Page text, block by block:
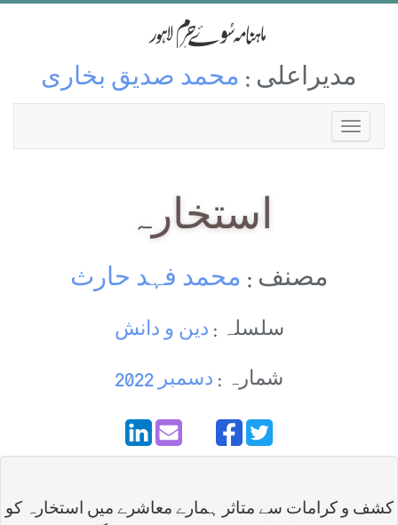
مدیراعلی : محمد صدیق بخاری
استخارہ
مصنف : محمد فہد حارث
سلسلہ : دین و دانش
شمارہ : دسمبر 2022
کشف و کرامات سے متاثر ہمارے معاشرے میں استخارہ کو